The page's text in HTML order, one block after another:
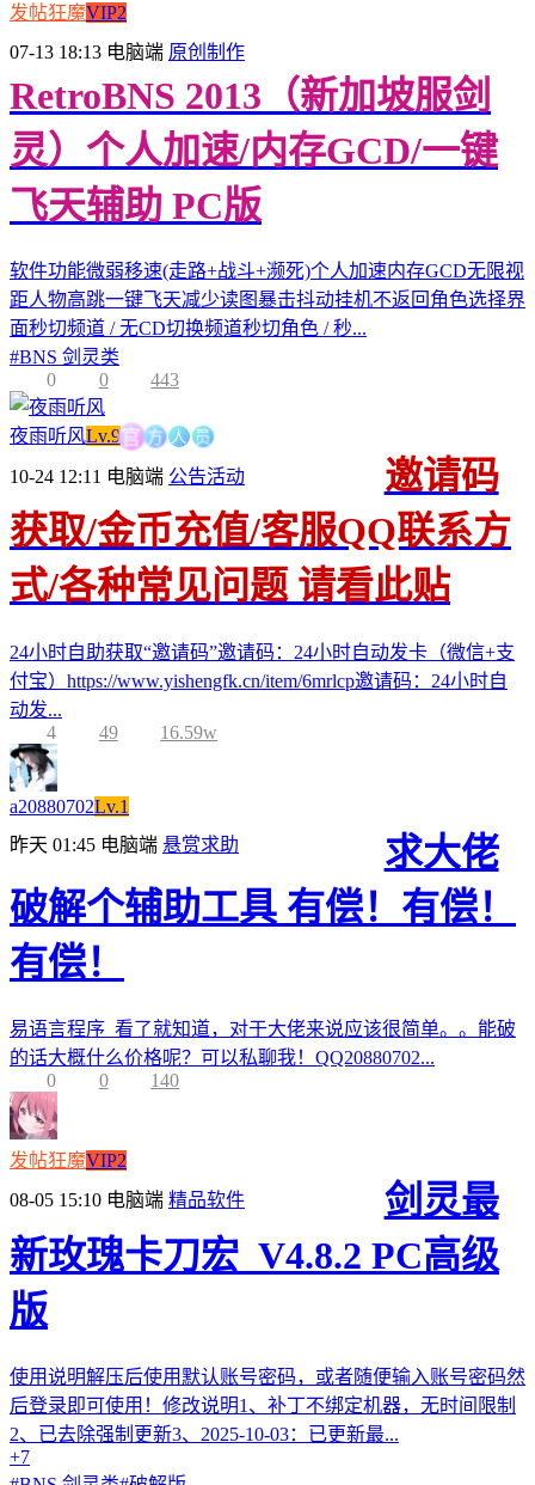
发帖狂魔VIP2
07-13 18:13 电脑端 原创制作
RetroBNS 2013（新加坡服剑
灵）个人加速/内存GCD/一键
飞天辅助 PC版
软件功能微弱移速(走路+战斗+濒死)个人加速内存GCD无限视
距人物高跳一键飞天减少读图暴击抖动挂机不返回角色选择界
面秒切频道 / 无CD切换频道秒切角色 / 秒...
#BNS 剑灵类
0
0 443
夜雨听风Lv.9官方人员
10-24 12:11 电脑端 公告活动
邀请码
获取/金币充值/客服QQ联系方
式/各种常见问题 请看此贴
24小时自助获取“邀请码”邀请码：24小时自动发卡（微信+支
付宝）https://www.yishengfk.cn/item/6mrlcp邀请码：24小时自
动发...
4
49 16.59w
a20880702Lv.1
昨天 01:45 电脑端 悬赏求助
求大佬
破解个辅助工具 有偿！有偿！
有偿！
易语言程序 看了就知道，对于大佬来说应该很简单。。能破
的话大概什么价格呢？可以私聊我！QQ20880702...
0
0 140
发帖狂魔VIP2
08-05 15:10 电脑端 精品软件
剑灵最
新玫瑰卡刀宏_V4.8.2 PC高级
版
使用说明解压后使用默认账号密码，或者随便输入账号密码然
后登录即可使用！修改说明1、补丁不绑定机器，无时间限制
2、已去除强制更新3、2025-10-03：已更新最...
+7